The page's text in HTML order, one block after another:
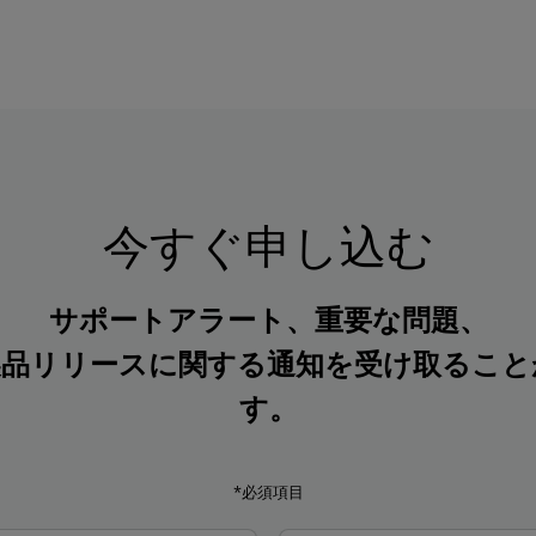
今すぐ申し込む
サポートアラート、重要な問題、
リリースに関する通知を受け取るこ
す。
*必須項目